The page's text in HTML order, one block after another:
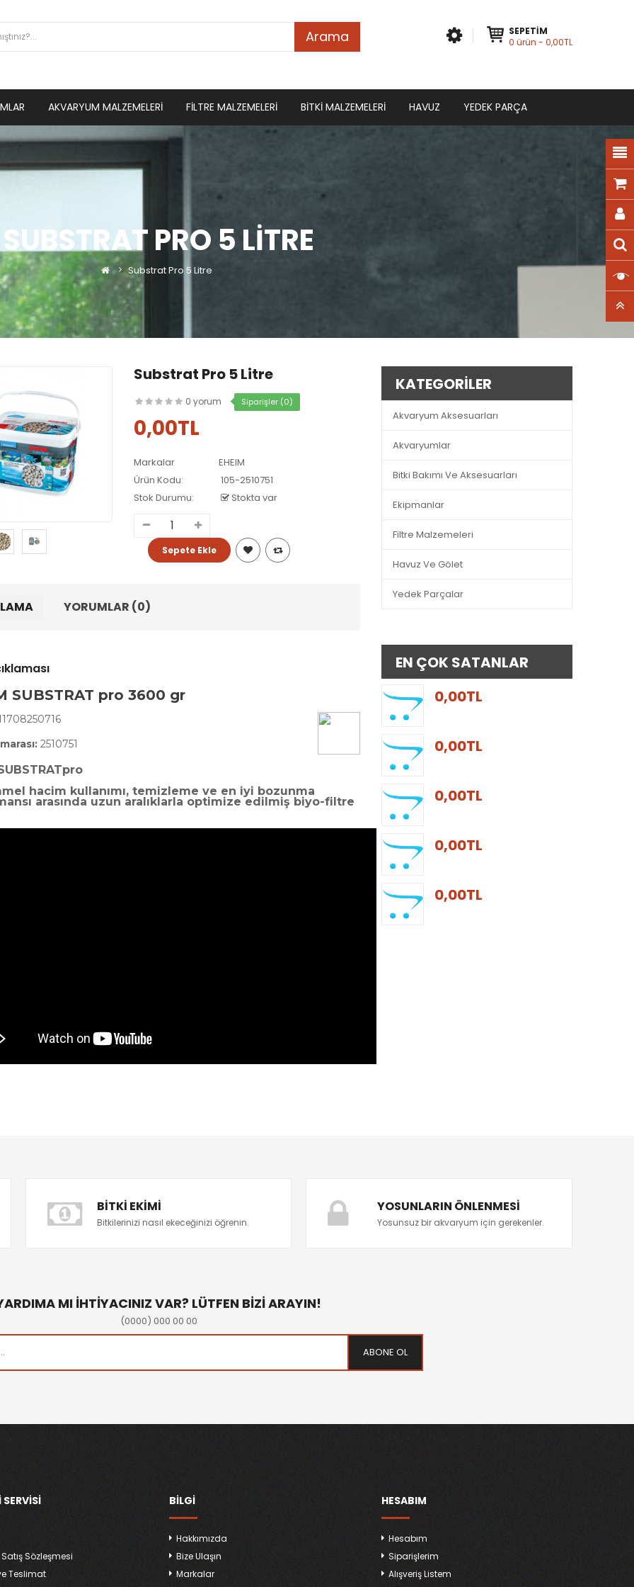
Arama
SEPETIM
0 ürün - 0,00TL
AKVARYUM MALZEMELERI FILTRE MALZEMELERI BITKI MALZEMELERI HAVUZ YEDEK PARÇA
SUBSTRAT PRO 5 LITRE
Substrat Pro 5 Litre
Substrat Pro 5 Litre
0 yorum Siparişler (0)
0,00TL
Markalar
EHEIM
Ürün Kodu:
105-2510751
Stok Durumu:
Stokta var
YORUMLAR (0)
SUBSTRAT pro 3600 gr
2510751
hacim kullanımı, temizleme ve en iyi bozunma
arasında uzun aralıklarla optimize edilmiş biyo-filtre
KATEGORILER
Akvaryum Aksesuarları
Akvaryumlar
Bitki Bakımı Ve Aksesuarları
Ekipmanlar
Filtre Malzemeleri
Havuz Ve Gölet
Yedek Parçalar
EN ÇOK SATANLAR
0,00TL
0,00TL
0,00TL
0,00TL
0,00TL
BITKI EKIMI
Bitkilerinizi nasıl ekeceğinizi öğrenin.
YOSUNLARIN ÖNLENMESI
Yosunsuz bir akvaryum için gerekenler.
MI İHTİYACINIZ VAR? LÜTFEN BİZİ ARAYIN!
(0000) 000 00 00
ABONE OL
Sözleşmesi
Teslimat
BILGI
Hakkımızda
Bize Ulaşın
Markalar
HESABIM
Hesabım
Siparişlerim
Alışveriş Listem